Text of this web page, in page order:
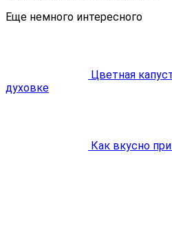
Еще немного интересного
Цветная
духовке
Как вкусно